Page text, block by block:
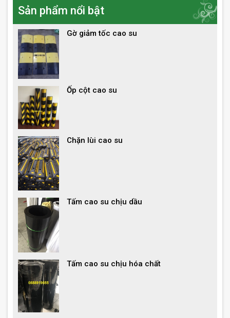
Sản phẩm nổi bật
Gờ giảm tốc cao su
Ốp cột cao su
Chặn lùi cao su
Tấm cao su chịu dầu
Tấm cao su chịu hóa chất